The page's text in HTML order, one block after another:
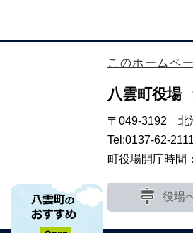
このホームペ
八雲町役場
〒049-3192 北
Tel:0137-62-
町役場開庁時間
役場